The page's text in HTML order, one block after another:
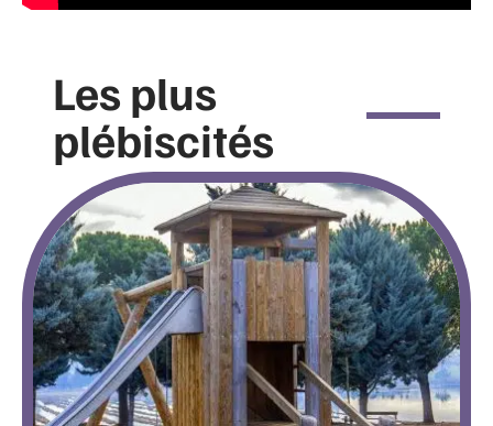
Les plus
plébiscités